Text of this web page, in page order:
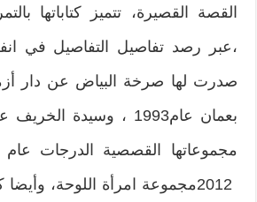
صدرت لها صرخة البياض عن دار
‬2012‮ ‬مجموعة